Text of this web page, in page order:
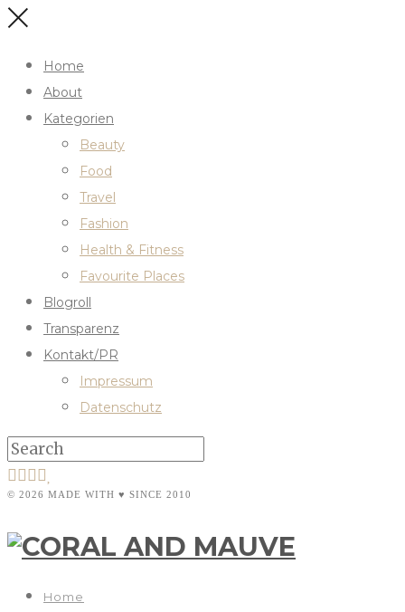
Home
About
Kategorien
Beauty
Food
Travel
Fashion
Health & Fitness
Favourite Places
Blogroll
Transparenz
Kontakt/PR
Impressum
Datenschutz
© 2026 MADE WITH ♥ SINCE 2010
Home